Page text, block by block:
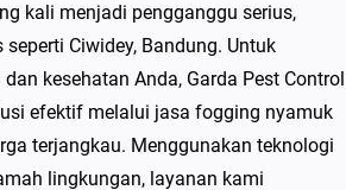
kali menjadi pengganggu serius,
Ciwidey, Bandung. Untuk
kesehatan Anda, Garda Pest Control
efektif melalui jasa fogging nyamuk
terjangkau. Menggunakan teknologi
lingkungan, layanan kami